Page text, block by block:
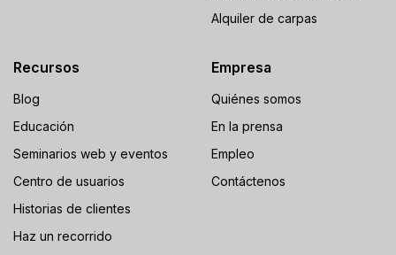
Alquiler de carpas
Recursos
Blog
Educación
Seminarios web y eventos
Centro de usuarios
Historias de clientes
Haz un recorrido
Empresa
Quiénes somos
En la prensa
Empleo
Contáctenos